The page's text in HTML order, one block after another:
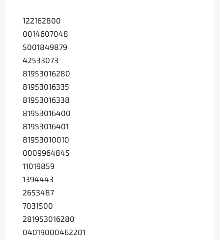
122162800
0014607048
5001849879
42533073
81953016280
81953016335
81953016338
81953016400
81953016401
81953010010
0009964845
11019859
1394443
2653487
7031500
281953016280
04019000462201